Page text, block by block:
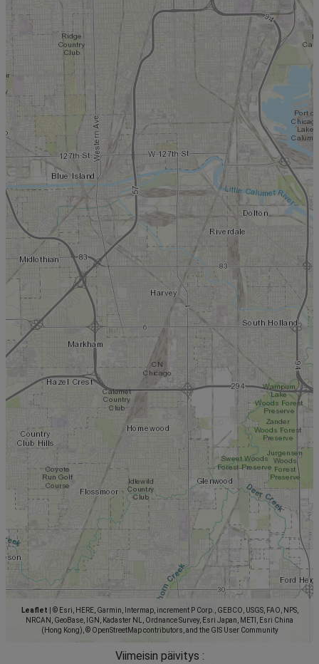
Leaflet
© Esri, HERE, Garmin, Intermap, increment P Corp., GEBCO, USGS, FAO, NPS,
NRCAN, GeoBase, IGN, Kadaster NL, Ordnance Survey, Esri Japan, METI, Esri China
(Hong Kong), © OpenStreetMap contributors, and the GIS User Community
Viimeisin päivitys :